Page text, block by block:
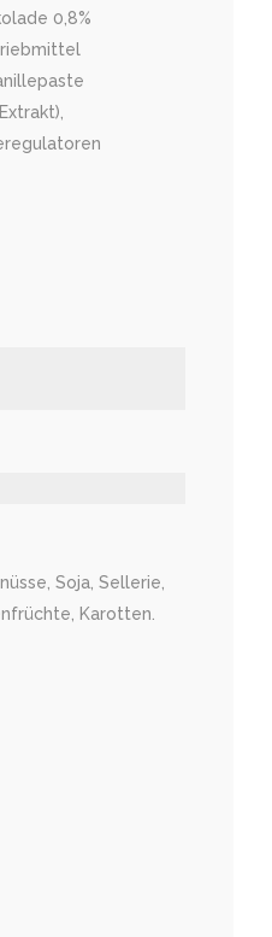
0,8%
Soja, Sellerie,
Karotten.